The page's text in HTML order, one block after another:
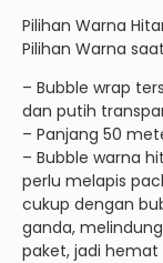
Pilihan Warna
Pilihan Warna
– Bubble wrap
dan putih
– Panjang 50
– Bubble warna
perlu melapis
cukup dengan
ganda,
paket, jadi